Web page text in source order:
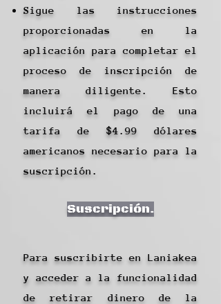
Sigue las instrucciones
proporcionadas en la
aplicación para completar el
proceso de inscripción de
manera diligente. Esto
incluirá el pago de una
tarifa de $4.99 dólares
americanos necesario para la
suscripción.
Suscripción.
Para suscribirte en Laniakea
y acceder a la funcionalidad
de retirar dinero de la